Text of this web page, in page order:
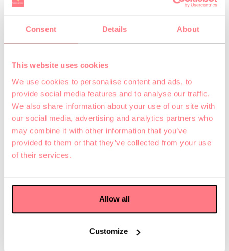
Consent Details About
This website uses cookies
We use cookies to personalise content and ads, to
provide social media features and to analyse our traffic.
We also share information about your use of our site with
our social media, advertising and analytics partners who
may combine it with other information that you’ve
provided to them or that they’ve collected from your use
of their services.
Allow all
Customize
Freitag13:00 - 23:30
Samstag 10:00 - 23:30
Sonntag 11:00 - 20:00
Hast du Fragen?
Unser Team hilft dir gerne
weiter – per Telefon, E-Mail
oder Kontaktformular